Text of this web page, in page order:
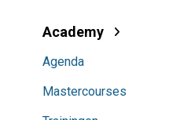
Academy
Agenda
Mastercourses